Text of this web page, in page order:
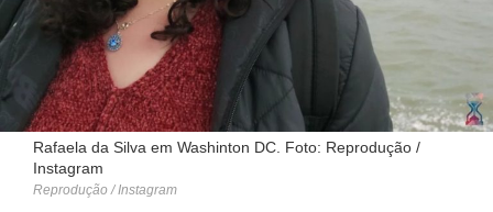
Rafaela da Silva em Washinton DC. Foto: Reprodução /
Instagram
Reprodução / Instagram